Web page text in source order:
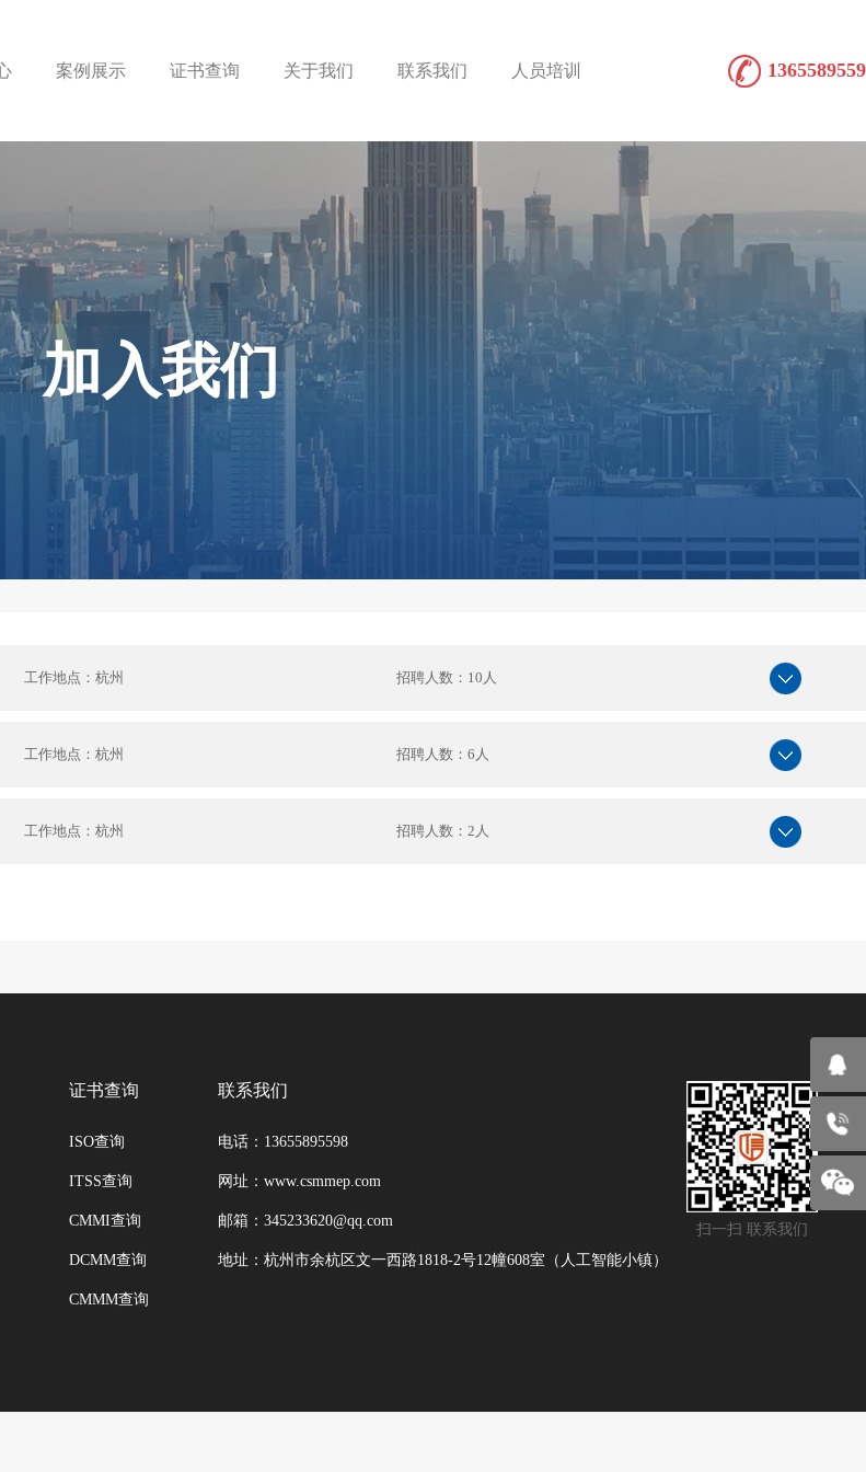
案例展示 证书查询 关于我们 联系我们 人员培训
加入我们
工作地点：杭州 招聘人数：10人
工作地点：杭州 招聘人数：6人
工作地点：杭州 招聘人数：2人
证书查询
ISO查询
ITSS查询
CMMI查询
DCMM查询
CMMM查询
联系我们
电话：13655895598
网址：www.csmmep.com
邮箱： 345233620@qq.com
地址：杭州市余杭区文一西路1818-2号12幢608室（人工智能小镇）
扫一扫 联系我们